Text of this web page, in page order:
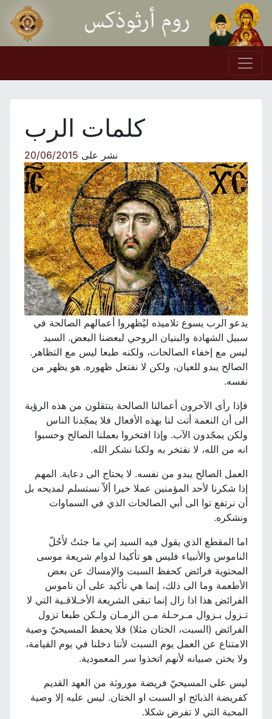
Skip to content
Main Navigation
كلمات الرب
نشر على20/06/2015
يدعو الرب يسوع تلاميذه ليُظهروا أعمالهم الصالحة في
سبيل الشهادة والبنيان الروحي لبعضنا البعض. السيد
ليس مع إخفاء الصالحات، ولكنه طبعا ليس مع التظاهر.
الصالح يبدو للعيان، ولكن لا نفتعل ظهوره. هو يظهر من
نفسه.
فإذا رأى الآخرون أعمالنا الصالحة ينتقلون من هذه الرؤية
الى أن النعمة أتت لنا بهذه الأفعال فلا يمجّدنا الناس
ولكن يمجّدون الآب. وإذا افتخروا بعملنا الصالح وحسبوا
انه من الله، لا نفتخر به ولكنا نشكر الله.
العمل الصالح يبدو من نفسه. لا يحتاج الى دعاية. المهم
إذا شكرنا لأحد المؤمنين عملا خيرا ألاّ نستسلم لمديحه بل
أن نرتفع توا الى أبي الصالحات الذي في السماوات
ونشكره.
اما المقطع الذي يقول فيه السيد إني ما جئتُ لأَحُلّ
الناموس والأنبياء فليس هو تأكيدا لدوام شريعة موسى
المحتوية فرائض كحفظ السبت والإمساك عن بعض
الأطعمة وما الى ذلك، إنما هي تأكيد على أن ناموس
الفرائض هذا اذا زال إنما تبقى الشريعة الأخـلاقـية التي لا
تـزول بـزوال مـرحـلة مـن الزمـان ولـكن طبعا تزول
الفرائض (السبت، الختان مثلا) فلا يحفظ المسيحيّ وصية
الامتناع عن العمل يوم السبت لأننا دخلنا في يوم القيامة،
ولا يختن صبيانه لأنهم اتخذوا سر المعمودية.
ليس على المسيحيّ فريضة موروثة من العهد القديم
كفريضة الذبائح او السبت او الختان. ليس عليه إلا وصية
المحبة التي لا تفرض شكلا.